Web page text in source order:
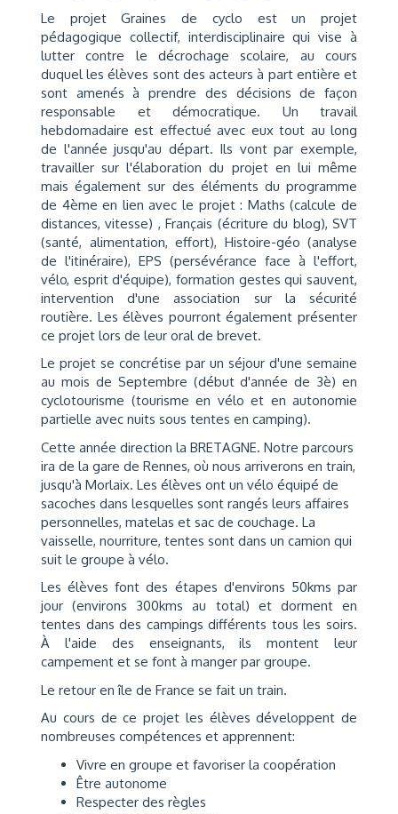
Le projet Graines de cyclo est un projet
pédagogique collectif, interdisciplinaire qui vise à
lutter contre le décrochage scolaire, au cours
duquel les élèves sont des acteurs à part entière et
sont amenés à prendre des décisions de façon
responsable et démocratique. Un travail
hebdomadaire est effectué avec eux tout au long
de l'année jusqu'au départ. Ils vont par exemple,
travailler sur l'élaboration du projet en lui même
mais également sur des éléments du programme
de 4ème en lien avec le projet : Maths (calcule de
distances, vitesse) , Français (écriture du blog), SVT
(santé, alimentation, effort), Histoire-géo (analyse
de l'itinéraire), EPS (persévérance face à l'effort,
vélo, esprit d'équipe), formation gestes qui sauvent,
intervention d'une association sur la sécurité
routière. Les élèves pourront également présenter
ce projet lors de leur oral de brevet.
Le projet se concrétise par un séjour d'une semaine
au mois de Septembre (début d'année de 3è) en
cyclotourisme (tourisme en vélo et en autonomie
partielle avec nuits sous tentes en camping).
Cette année direction la BRETAGNE. Notre parcours
ira de la gare de Rennes, où nous arriverons en train,
jusqu'à Morlaix. Les élèves ont un vélo équipé de
sacoches dans lesquelles sont rangés leurs affaires
personnelles, matelas et sac de couchage. La
vaisselle, nourriture, tentes sont dans un camion qui
suit le groupe à vélo.
Les élèves font des étapes d'environs 50kms par
jour (environs 300kms au total) et dorment en
tentes dans des campings différents tous les soirs.
À l'aide des enseignants, ils montent leur
campement et se font à manger par groupe.
Le retour en île de France se fait un train.
Au cours de ce projet les élèves développent de
nombreuses compétences et apprennent:
Vivre en groupe et favoriser la coopération
Être autonome
Respecter des règles